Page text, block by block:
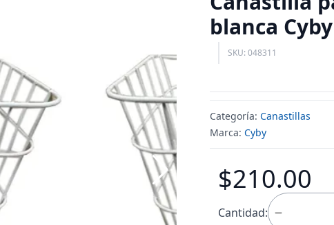
blanca Cyby
SKU: 048311
Categoría: Canastillas
Marca: Cyby
$210.00
Cantidad: